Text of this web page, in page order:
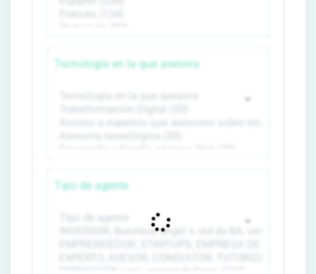
Tecnología en la que asesora
Tipo de agente